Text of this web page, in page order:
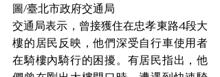
圖/臺北市政府交通局
交通局表示，曾接獲住在忠孝東路4段大
樓的居民反映，他們深受自行車使用者
在騎樓內騎行的困擾。有居民指出，他